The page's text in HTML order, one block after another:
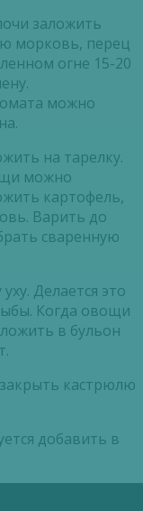
заложить
морковь, перец
огне 15-20
можно
на тарелку.
можно
картофель,
Варить до
сваренную
Делается это
Когда овощи
в бульон
кастрюлю
добавить в